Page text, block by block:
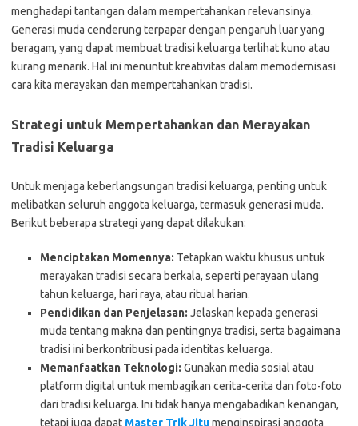
menghadapi tantangan dalam mempertahankan relevansinya.
Generasi muda cenderung terpapar dengan pengaruh luar yang
beragam, yang dapat membuat tradisi keluarga terlihat kuno atau
kurang menarik. Hal ini menuntut kreativitas dalam memodernisasi
cara kita merayakan dan mempertahankan tradisi.
Strategi untuk Mempertahankan dan Merayakan
Tradisi Keluarga
Untuk menjaga keberlangsungan tradisi keluarga, penting untuk
melibatkan seluruh anggota keluarga, termasuk generasi muda.
Berikut beberapa strategi yang dapat dilakukan:
Menciptakan Momennya: Tetapkan waktu khusus untuk
merayakan tradisi secara berkala, seperti perayaan ulang
tahun keluarga, hari raya, atau ritual harian.
Pendidikan dan Penjelasan: Jelaskan kepada generasi
muda tentang makna dan pentingnya tradisi, serta bagaimana
tradisi ini berkontribusi pada identitas keluarga.
Memanfaatkan Teknologi: Gunakan media sosial atau
platform digital untuk membagikan cerita-cerita dan foto-foto
dari tradisi keluarga. Ini tidak hanya mengabadikan kenangan,
tetapi juga dapat Master Trik Jitumenginspirasi anggota